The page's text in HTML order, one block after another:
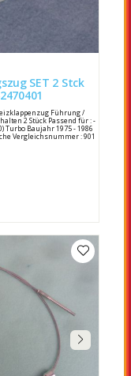
SET 2 Stck
65-86 90142470401
Führung /
2 Stück Passend für : -
Turbo Baujahr 1975 - 1986
Vergleichsnummer : 901